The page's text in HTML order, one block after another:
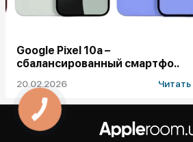
Google Pixel 10a –
сбалансированный смартфо..
20.02.2026 Читать